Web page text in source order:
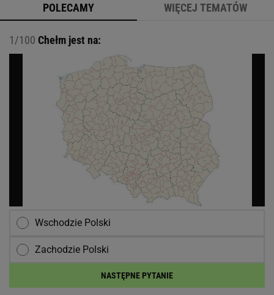
POLECAMY WIĘCEJ TEMATÓW
1/100 Chełm jest na:
Wschodzie Polski
Zachodzie Polski
NASTĘPNE PYTANIE